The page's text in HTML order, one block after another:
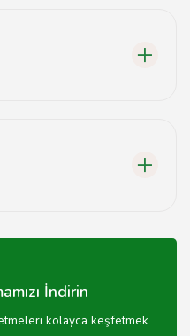
İndirin
kolayca keşfetmek